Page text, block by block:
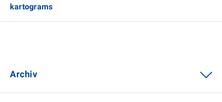
kartograms
Archiv